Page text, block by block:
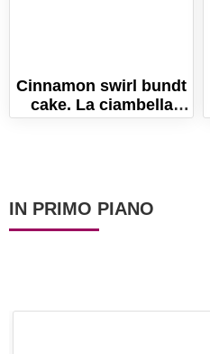
Cinnamon swirl bundt
cake. La ciambella
morbida alla cannella!
IN PRIMO PIANO